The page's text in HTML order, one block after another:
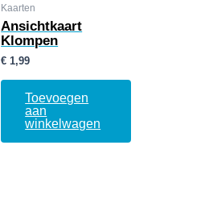
Kaarten
Ansichtkaart
Klompen
€ 1,99
Toevoegen
aan
winkelwagen